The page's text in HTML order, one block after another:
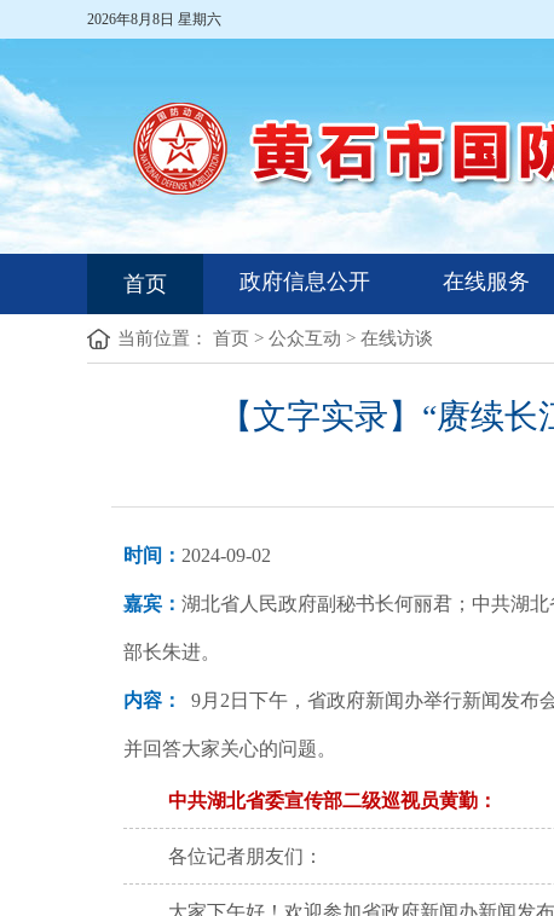
2026年8月8日 星期六
首页 政府信息公开 在线服务
当前位置： 首页 > 公众互动 > 在线访谈
【文字实录】“赓续
时间： 2024-09-02
嘉宾： 湖北省人民政府副秘书长何丽君；中共湖
部长朱进。
内容： 9月2日下午，省政府新闻办举行新闻发布
并回答大家关心的问题。
中共湖北省委宣传部二级巡视员黄勤：
各位记者朋友们：
大家下午好！欢迎参加省政府新闻办新闻发布